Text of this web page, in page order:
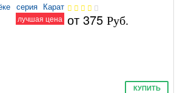
лучшая цена от375 Руб.
КУПИТЬ